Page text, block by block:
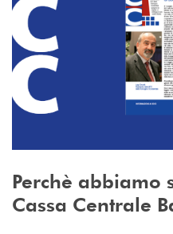
Perchè abbiamo
Cassa Centrale